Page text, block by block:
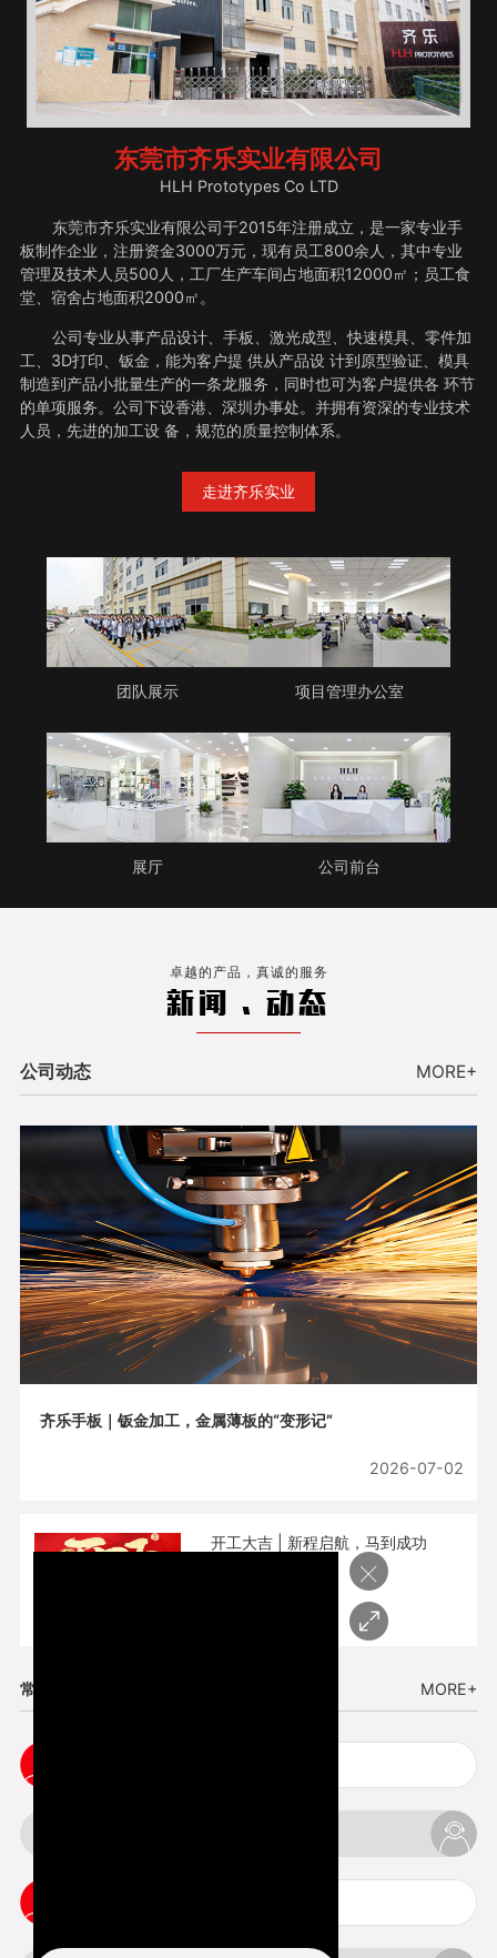
东莞市齐乐实业有限公司
HLH Prototypes Co LTD
东莞市齐乐实业有限公司于2015年注册成立，是一家专业手
板制作企业，注册资金3000万元，现有员工800余人，其中专业
管理及技术人员500人，工厂生产车间占地面积12000㎡；员工食
堂、宿舍占地面积2000㎡。
公司专业从事产品设计、手板、激光成型、快速模具、零件加
工、3D打印、钣金，能为客户提 供从产品设 计到原型验证、模具
制造到产品小批量生产的一条龙服务，同时也可为客户提供各 环节
的单项服务。公司下设香港、深圳办事处。并拥有资深的专业技术
人员，先进的加工设 备，规范的质量控制体系。
走进齐乐实业
团队展示 项目管理办公室
展厅 公司前台
卓越的产品，真诚的服务
新闻 . 动态
公司动态 MORE+
齐乐手板｜钣金加工，金属薄板的“变形记”
2026-07-02
开工大吉 | 新程启航，马到成功
常见问题 MORE+
×